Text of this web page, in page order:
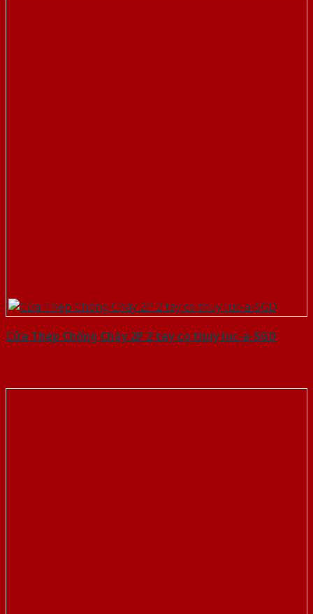
Cửa Thép Chống Cháy 2P 2 tay co thuy luc-a-SGD